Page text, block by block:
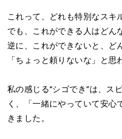
これって、どれも特別なスキ
でも、これができる人はどん
逆に、これができないと、ど
「ちょっと頼りないな」と思
私の感じる“シゴでき”は、ス
く、「一緒にやっていて安心
きました。